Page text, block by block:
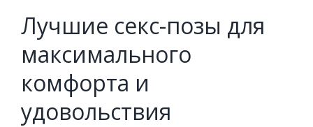
Лучшие секс-позы для
максимального
комфорта и
удовольствия